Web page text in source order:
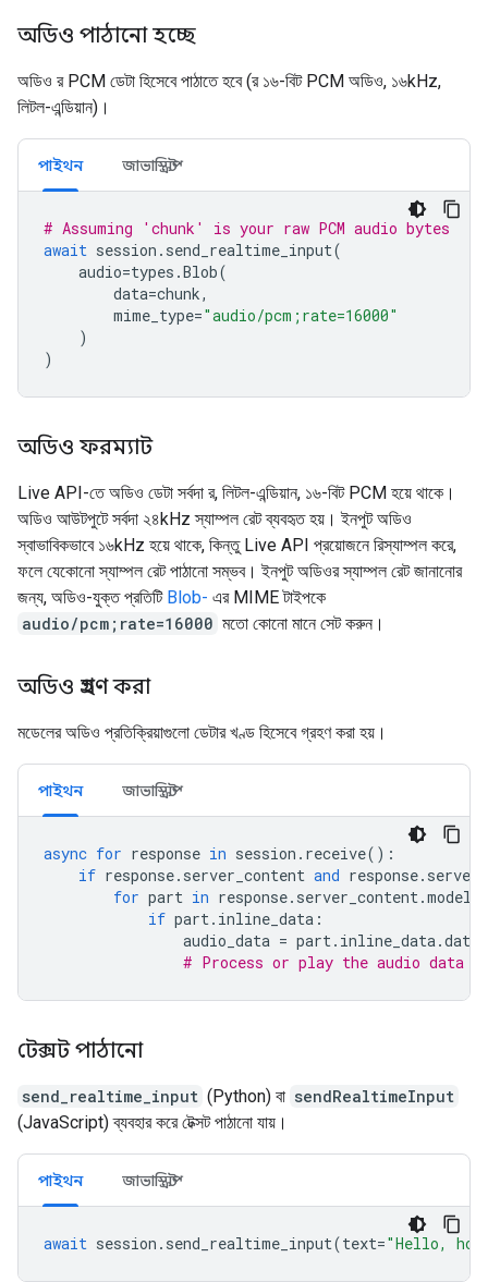
অডিও পাঠানো হচ্ছে
অডিও র PCM ডেটা হিসেবে পাঠাতে হবে (র ১৬-বিট PCM অডিও, ১৬kHz,
লিটল-এন্ডিয়ান)।
পাইথন জাভাস্ক্রিপ্ট
# Assuming 'chunk' is your raw PCM audio bytes
await session . send_realtime_input(
audio=types .Blob(
data=chunk,
mime_type="audio/pcm;rate=16000"
)
)
অডিও ফরম্যাট
Live API-তে অডিও ডেটা সর্বদা র, লিটল-এন্ডিয়ান, ১৬-বিট PCM হয়ে থাকে।
অডিও আউটপুটে সর্বদা ২৪kHz স্যাম্পল রেট ব্যবহৃত হয়। ইনপুট অডিও
স্বাভাবিকভাবে ১৬kHz হয়ে থাকে, কিন্তু Live API প্রয়োজনে রিস্যাম্পল করে,
ফলে যেকোনো স্যাম্পল রেট পাঠানো সম্ভব। ইনপুট অডিওর স্যাম্পল রেট জানানোর
জন্য, অডিও-যুক্ত প্রতিটি Blob- এর MIME টাইপকে
audio/pcm;rate=16000 মতো কোনো মানে সেট করুন।
অডিও গ্রহণ করা
মডেলের অডিও প্রতিক্রিয়াগুলো ডেটার খণ্ড হিসেবে গ্রহণ করা হয়।
পাইথন জাভাস্ক্রিপ্ট
async for response in session . receive():
if response. server_content and response.
for part in response. server_content.
if part. inline_data :
audio_data = part. inline_data.data
# Process or play the audio data
টেক্সট পাঠানো
send_realtime_input (Python) বা sendRealtimeInput
(JavaScript) ব্যবহার করে টেক্সট পাঠানো যায়।
পাইথন জাভাস্ক্রিপ্ট
await session . send_realtime_input(text="Hello,